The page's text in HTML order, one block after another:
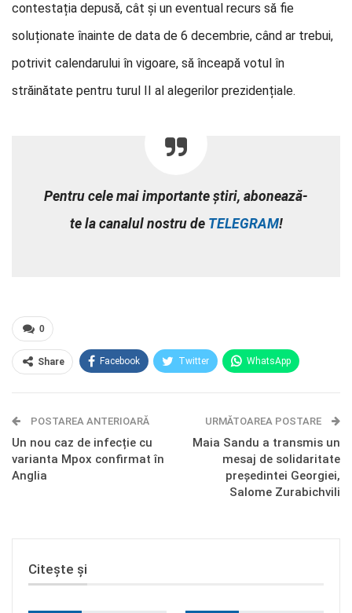
contestația depusă, cât și un eventual recurs să fie
soluționate înainte de data de 6 decembrie, când ar trebui,
potrivit calendarului în vigoare, să înceapă votul în
străinătate pentru turul II al alegerilor prezidențiale.
Pentru cele mai importante știri, abonează-
te la canalul nostru deTELEGRAM!
0
Share Facebook Twitter WhatsApp
Telegram OK.ru
POSTAREA ANTERIOARĂ
Un nou caz de infecție cu
varianta Mpox confirmat în
Anglia
URMĂTOAREA POSTARE
Maia Sandu a transmis un
mesaj de solidaritate
preşedintei Georgiei,
Salome Zurabichvili
Citește și